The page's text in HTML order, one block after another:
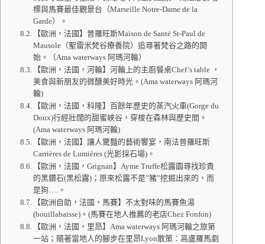
標與馬賽最佳觀景台（Marseille Notre-Dame de la
Garde）。
【歐洲，法國】普羅旺斯Maison de Santé St-Paul de
Mausole（聖雷米梵谷療養院）追尋著梵谷之路的開
始。（Ama waterways 阿瑪河輪）
【歐洲，法國，河輪】河輪上的主廚餐桌Chef’s table ，
美食與新朋友的微醺美好時光。(‎Ama waterways 阿瑪河
輪)
【歐洲，法國，科隆】百餘年歷史的蒸汽火車(Gorge du
Doux)行經壯闊的甜蜜峽谷，穿梭在森林與歷史間。
(Ama waterways 阿瑪河輪)
【歐洲，法國】讓人驚豔的藝術饗宴，南法普羅旺斯
Carrières de Lumières (光影採石場)。
【歐洲，法國，Grignan】Ayme Truffe松露園尋找珍貴
的黑鑽石(黑松露)；原來松露不是”豬”挖掘出來的，而
是狗….。
【歐洲自助，法國，馬賽】不太對味的馬賽魚湯
(bouillabaisse)。(馬賽在地人推薦的老店Chez Fonfon)
【歐洲，法國，里昂】Ama waterways 阿瑪河輪之旅第
一站；隨著當地人的腳步在里昂Lyon散策：高盧羅馬劇